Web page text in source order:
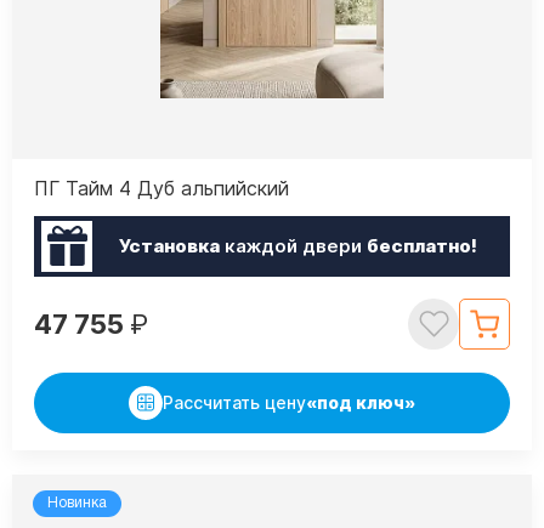
ПГ Тайм 4 Дуб альпийский
Установкакаждой двери бесплатно!
47 755 ₽
Рассчитать цену«под ключ»
Новинка